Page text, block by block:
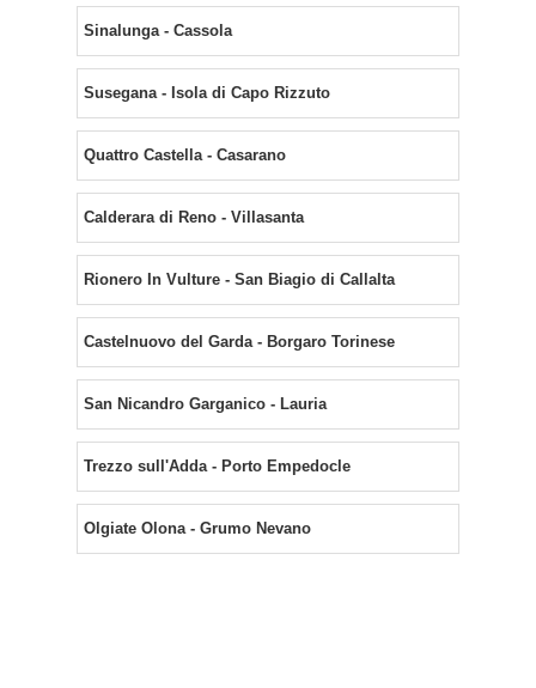
Sinalunga - Cassola
Susegana - Isola di Capo Rizzuto
Quattro Castella - Casarano
Calderara di Reno - Villasanta
Rionero In Vulture - San Biagio di Callalta
Castelnuovo del Garda - Borgaro Torinese
San Nicandro Garganico - Lauria
Trezzo sull'Adda - Porto Empedocle
Olgiate Olona - Grumo Nevano